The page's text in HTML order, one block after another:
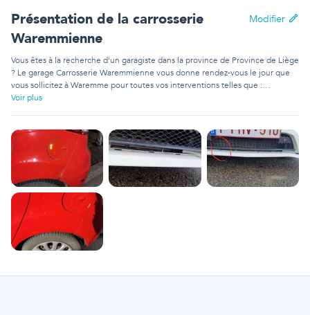
Présentation de la carrosserie
Waremmienne
Modifier
Vous êtes à la recherche d'un garagiste dans la province de Province de Liège
? Le garage Carrosserie Waremmienne vous donne rendez-vous le jour que
vous sollicitez à Waremme pour toutes vos interventions telles que :
changement de freins à tambour, changement d'injecteur ou changement de
modèles d'autos entre autres : Suzuki Ignis, Nissan 300ZX, Fiat Uno,
Mercedes-Benz Classe-C et plus. Il est conseillé de regarder les témoignages
des clients précédents du garage Carrosserie Waremmienne sur bolid pour
vous aider à entreprendre le choix le plus efficace quand vous êtes à la
recherche d'un garagiste à Waremme. Si vous préférez en vérifier plus, vous
pouvez examiner les photos du garage Carrosserie Waremmienne sur sa
vitrine bolid. Exploitez bolid pour mesurer la réputation des garages de
Waremme et pour amplifier vos espérances de repérer un garage sûr dans
votre contrée et pour être certain de trouver le meilleur devis pour la
réparation ou l'entretien de votre véhicule automobile. Faites des bonnes
Voir plus